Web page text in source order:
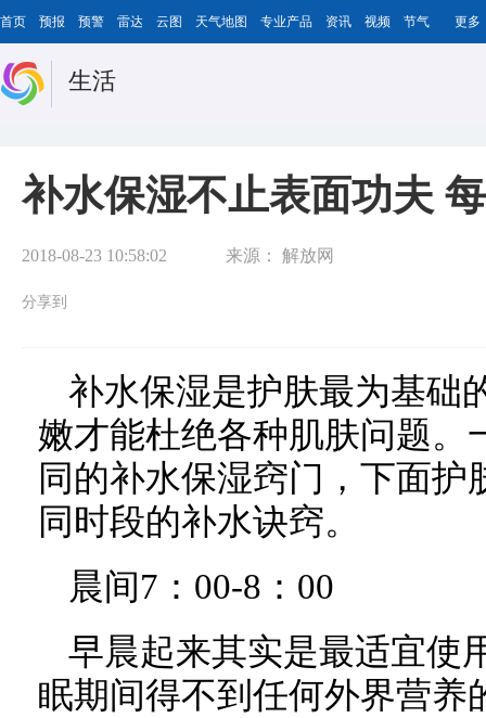
首页 预报 预警 雷达 云图 天气地图 专业产品 资讯 视频 节气 更多
生活
补水保湿不止表面功夫
2018-08-23 10:58:02 来源： 解放网
分享到
补水保湿是护肤最为基础
嫩才能杜绝各种肌肤问题。
同的补水保湿窍门，下面
同时段的补水诀窍。
晨间7：00-8：00
早晨起来其实是最适宜使
眠期间得不到任何外界营养